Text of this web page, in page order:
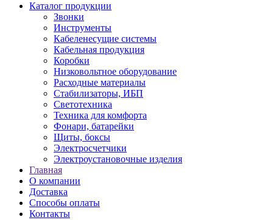
Каталог продукции
Звонки
Инструменты
Кабеленесущие системы
Кабельная продукция
Коробки
Низковольтное оборудование
Расходные материалы
Стабилизаторы, ИБП
Светотехника
Техника для комфорта
Фонари, батарейки
Щиты, боксы
Электросчетчики
Электроустановочные изделия
Главная
О компании
Доставка
Способы оплаты
Контакты